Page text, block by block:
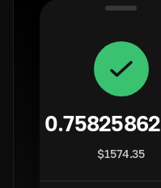
0.75825862
$1574.35